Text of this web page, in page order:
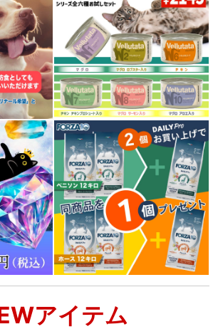
アイテム